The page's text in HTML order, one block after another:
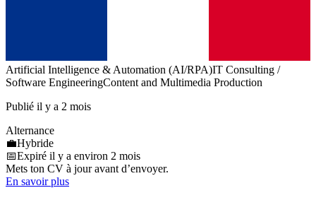
Artificial Intelligence & Automation (AI/RPA)IT Consulting /
Software EngineeringContent and Multimedia Production
Publié il y a 2 mois
Alternance
💼Hybride
📅Expiré il y a environ 2 mois
Mets ton CV à jour avant d’envoyer.
En savoir plus